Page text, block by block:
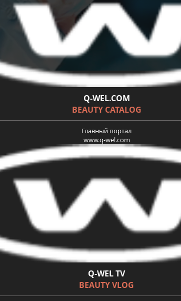
Q-WEL.COM
BEAUTY CATALOG
Главный портал
www.q-wel.com
Q-WEL TV
BEAUTY VLOG